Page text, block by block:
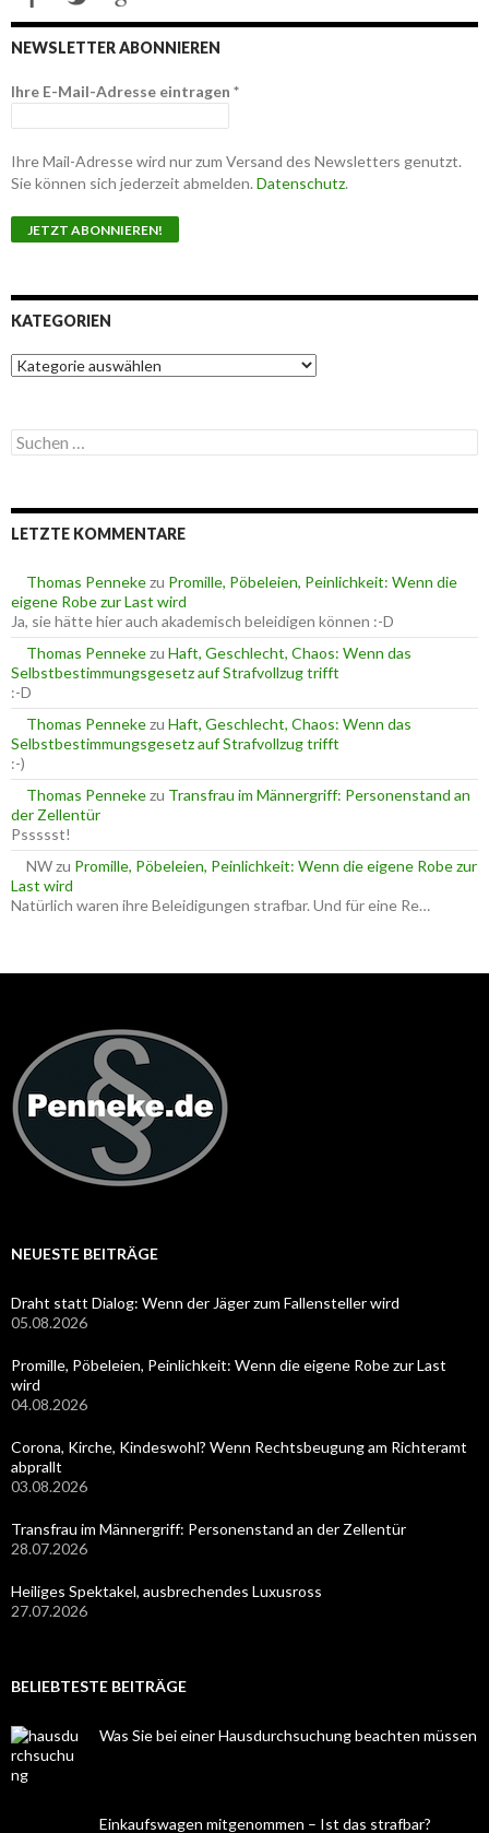
NEWSLETTER ABONNIEREN
Ihre E-Mail-Adresse eintragen *
Ihre Mail-Adresse wird nur zum Versand des Newsletters genutzt.
Sie können sich jederzeit abmelden. Datenschutz.
KATEGORIEN
K
a
g
o
n
S
u
e
n
c
h
:
LETZTE KOMMENTARE
Thomas Pennekezu Promille, Pöbeleien, Peinlichkeit: Wenn die
eigene Robe zur Last wird
Ja, sie hätte hier auch akademisch beleidigen können :-D
Thomas Pennekezu Haft, Geschlecht, Chaos: Wenn das
Selbstbestimmungsgesetz auf Strafvollzug trifft
:-D
Thomas Pennekezu Haft, Geschlecht, Chaos: Wenn das
Selbstbestimmungsgesetz auf Strafvollzug trifft
:-)
Thomas Pennekezu Transfrau im Männergriff: Personenstand an
der Zellentür
Pssssst!
NWzu Promille, Pöbeleien, Peinlichkeit: Wenn die eigene Robe zur
Last wird
Natürlich waren ihre Beleidigungen strafbar. Und für eine Re…
NEUESTE BEITRÄGE
Draht statt Dialog: Wenn der Jäger zum Fallensteller wird
05.08.2026
Promille, Pöbeleien, Peinlichkeit: Wenn die eigene Robe zur Last
wird
04.08.2026
Corona, Kirche, Kindeswohl? Wenn Rechtsbeugung am Richteramt
abprallt
03.08.2026
Transfrau im Männergriff: Personenstand an der Zellentür
28.07.2026
Heiliges Spektakel, ausbrechendes Luxusross
27.07.2026
BELIEBTESTE BEITRÄGE
Was Sie bei einer Hausdurchsuchung beachten müssen
Einkaufswagen mitgenommen – Ist das strafbar?